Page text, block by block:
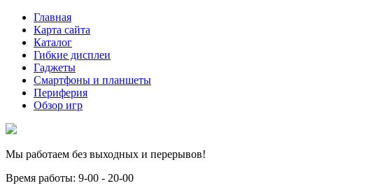
Главная
Карта сайта
Каталог
Гибкие дисплеи
Гаджеты
Смартфоны и планшеты
Периферия
Обзор игр
Мы работаем без выходных и перерывов!
Время работы: 9-00 - 20-00